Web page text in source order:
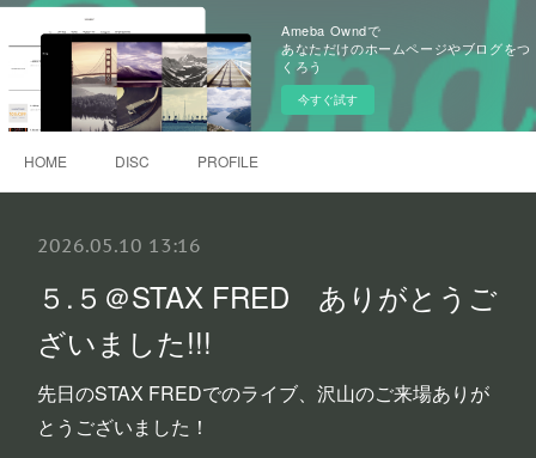
Ameba Owndで
あなただけのホームページやブログをつ
くろう
今すぐ試す
HOME DISC PROFILE
2026.05.10 13:16
５.５＠STAX FRED ありがとうご
ざいました!!!
先日のSTAX FREDでのライブ、沢山のご来場ありが
とうございました！